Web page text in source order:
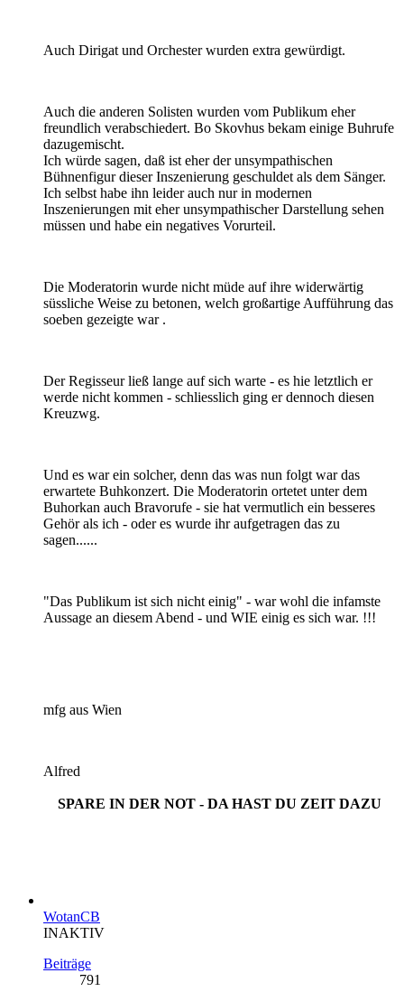
Auch Dirigat und Orchester wurden extra gewürdigt.
Auch die anderen Solisten wurden vom Publikum eher
freundlich verabschiedert. Bo Skovhus bekam einige Buhrufe
dazugemischt.
Ich würde sagen, daß ist eher der unsympathischen
Bühnenfigur dieser Inszenierung geschuldet als dem Sänger.
Ich selbst habe ihn leider auch nur in modernen
Inszenierungen mit eher unsympathischer Darstellung sehen
müssen und habe ein negatives Vorurteil.
Die Moderatorin wurde nicht müde auf ihre widerwärtig
süssliche Weise zu betonen, welch großartige Aufführung das
soeben gezeigte war .
Der Regisseur ließ lange auf sich warte - es hie letztlich er
werde nicht kommen - schliesslich ging er dennoch diesen
Kreuzwg.
Und es war ein solcher, denn das was nun folgt war das
erwartete Buhkonzert. Die Moderatorin ortetet unter dem
Buhorkan auch Bravorufe - sie hat vermutlich ein besseres
Gehör als ich - oder es wurde ihr aufgetragen das zu
sagen......
"Das Publikum ist sich nicht einig" - war wohl die infamste
Aussage an diesem Abend - und WIE einig es sich war. !!!
mfg aus Wien
Alfred
SPARE IN DER NOT - DA HAST DU ZEIT DAZU
WotanCB
INAKTIV
Beiträge
791